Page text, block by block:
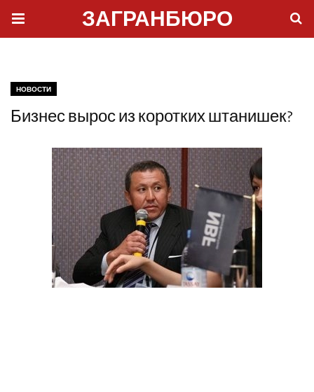
ЗАГРАНБЮРО
НОВОСТИ
Бизнес вырос из коротких штанишек?